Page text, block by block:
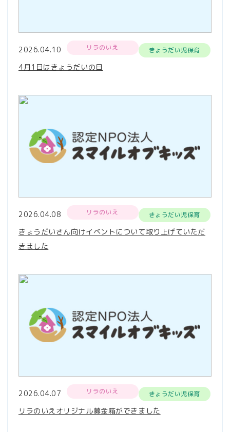
2026.04.10 リラのいえ きょうだい児保育
4月1日はきょうだいの日
2026.04.08 リラのいえ きょうだい児保育
きょうだいさん向けイベントについて取り上げていただ
きました
2026.04.07 リラのいえ きょうだい児保育
リラのいえオリジナル募金箱ができました